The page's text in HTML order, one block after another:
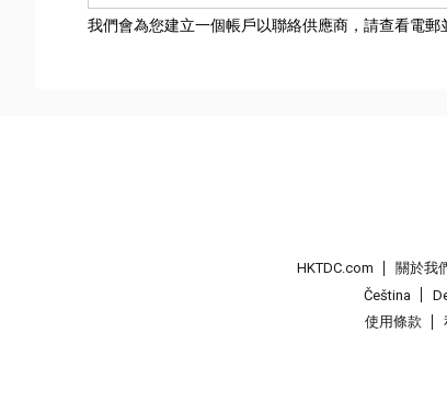
我們會為您建立一個帳戶以聯絡供應商，請查看電郵
HKTDC.com 關於我
Čeština
使用條款